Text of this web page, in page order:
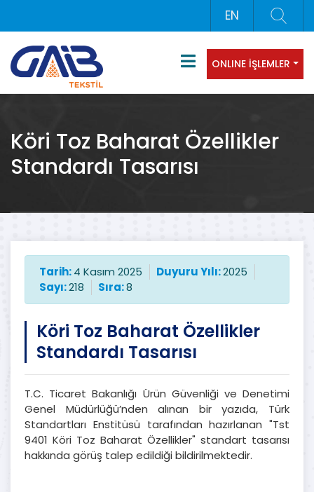
EN
ONLINE İŞLEMLER
Köri Toz Baharat Özellikler
Standardı Tasarısı
Tarih:4 Kasım 2025 Duyuru Yılı:2025
Sayı:218 Sıra:8
Köri Toz Baharat Özellikler
Standardı Tasarısı
T.C. Ticaret Bakanlığı Ürün Güvenliği ve Denetimi
Genel Müdürlüğü’nden alınan bir yazıda, Türk
Standartları Enstitüsü tarafından hazırlanan "Tst
9401 Köri Toz Baharat Özellikler" standart tasarısı
hakkında görüş talep edildiği bildirilmektedir.